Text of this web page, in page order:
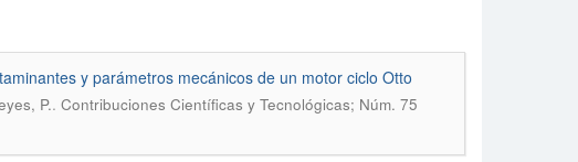
y parámetros mecánicos de un motor ciclo Otto
P.. Contribuciones Científicas y Tecnológicas; Núm. 75